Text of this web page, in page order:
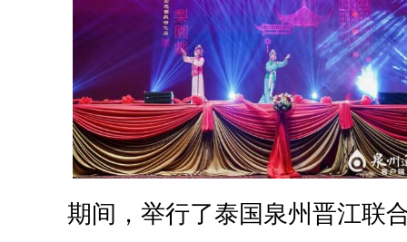
期间，举行了泰国泉州晋江联